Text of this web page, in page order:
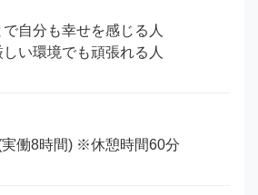
自分も幸せを感じる人
働8時間) ※休憩時間60分